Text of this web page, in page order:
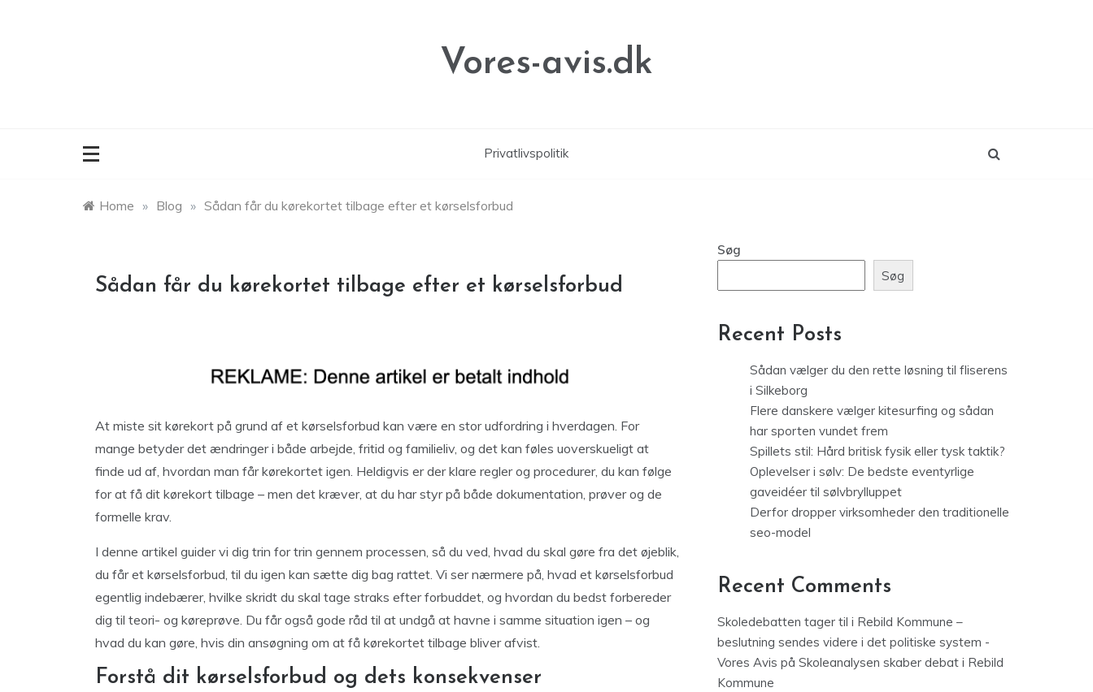
Vores-avis.dk
Privatlivspolitik
Home » Blog » Sådan får du kørekortet tilbage efter et kørselsforbud
Sådan får du kørekortet tilbage efter et kørselsforbud
At miste sit kørekort på grund af et kørselsforbud kan være en stor udfordring i hverdagen. For
mange betyder det ændringer i både arbejde, fritid og familieliv, og det kan føles uoverskueligt at
finde ud af, hvordan man får kørekortet igen. Heldigvis er der klare regler og procedurer, du kan følge
for at få dit kørekort tilbage – men det kræver, at du har styr på både dokumentation, prøver og de
formelle krav.
I denne artikel guider vi dig trin for trin gennem processen, så du ved, hvad du skal gøre fra det øjeblik,
du får et kørselsforbud, til du igen kan sætte dig bag rattet. Vi ser nærmere på, hvad et kørselsforbud
egentlig indebærer, hvilke skridt du skal tage straks efter forbuddet, og hvordan du bedst forbereder
dig til teori- og køreprøve. Du får også gode råd til at undgå at havne i samme situation igen – og
hvad du kan gøre, hvis din ansøgning om at få kørekortet tilbage bliver afvist.
Forstå dit kørselsforbud og dets konsekvenser
Søg
Søg
Recent Posts
Sådan vælger du den rette løsning til fliserens
i Silkeborg
Flere danskere vælger kitesurfing og sådan
har sporten vundet frem
Spillets stil: Hård britisk fysik eller tysk taktik?
Oplevelser i sølv: De bedste eventyrlige
gaveidéer til sølvbrylluppet
Derfor dropper virksomheder den traditionelle
seo-model
Recent Comments
Skoledebatten tager til i Rebild Kommune –
beslutning sendes videre i det politiske system -
Vores Avis på Skoleanalysen skaber debat i Rebild
Kommune